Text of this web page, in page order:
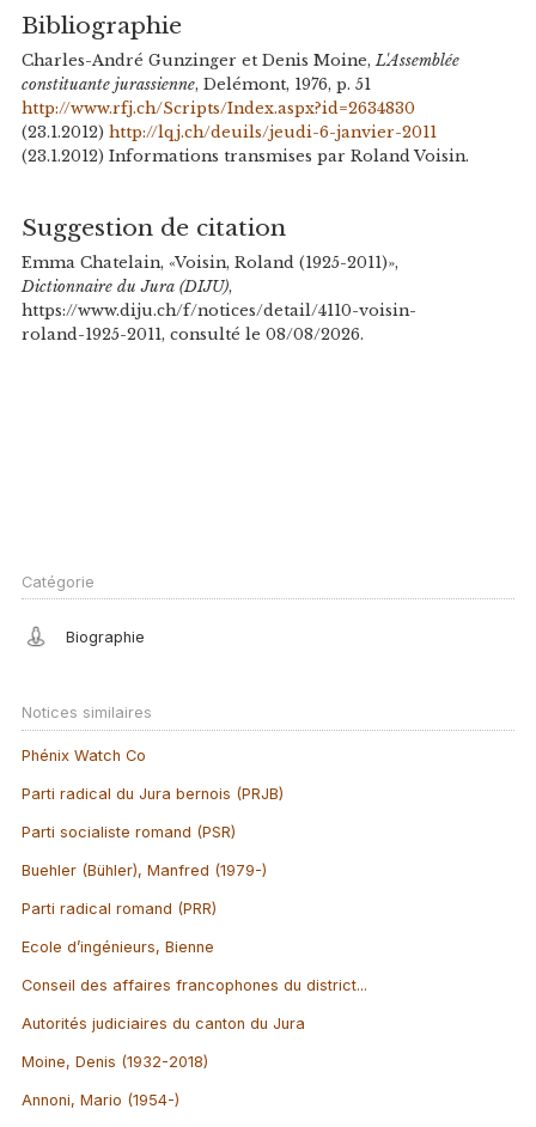
Bibliographie
Charles-André Gunzinger et Denis Moine, L'Assemblée
constituante jurassienne, Delémont, 1976, p. 51
http://www.rfj.ch/Scripts/Index.aspx?id=2634830
(23.1.2012) http://lqj.ch/deuils/jeudi-6-janvier-2011
(23.1.2012) Informations transmises par Roland Voisin.
Suggestion de citation
Emma Chatelain, «Voisin, Roland (1925-2011)»,
Dictionnaire du Jura (DIJU),
https://www.diju.ch/f/notices/detail/4110-voisin-
roland-1925-2011, consulté le 08/08/2026.
Catégorie
Biographie
Notices similaires
Phénix Watch Co
Parti radical du Jura bernois (PRJB)
Parti socialiste romand (PSR)
Buehler (Bühler), Manfred (1979-)
Parti radical romand (PRR)
Ecole d’ingénieurs, Bienne
Conseil des affaires francophones du district...
Autorités judiciaires du canton du Jura
Moine, Denis (1932-2018)
Annoni, Mario (1954-)